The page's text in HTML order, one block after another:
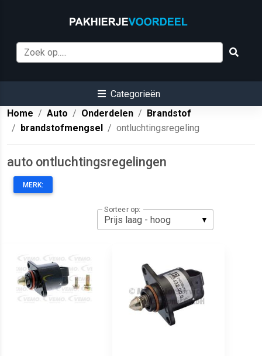
Categorieën
Home
Auto Onderdelen
Brandstof
brandstofmengsel
ontluchtingsregeling
auto ontluchtingsregelingen
MERK:
Sorteer op: